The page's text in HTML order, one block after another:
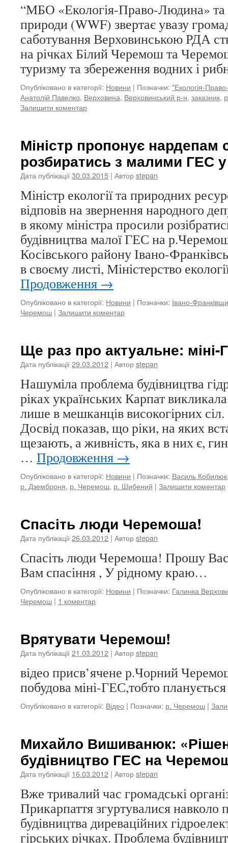
“МБО «Екологія-Право-Людина» та
природи (WWF) звертає увазу
саботування Верховинською РДА
на річках Білий Черемош та
туризму та збереження водних і
Опубліковано в категорії: Новини | Позначки: "Екологія-
Анатолій Павелко, Верховина, Верховинський р-н, заказник,
Залишити коментар
Міністр пропонує нардепам
розбиратись з малими ГЕС
Дата публікації30.03.2015 | Авторstepan
Міністр екології та природних
відповів на звернення народного
в якому міністра просили
будівництва малої ГЕС на
Косівського району Івано-
в своєму листі, Міністерство
Продовження →
Опубліковано в категорії: Новини | Позначки: Івано-
Черемош | Залишити коментар
Ще раз про актуальне: міні-
Дата публікації29.03.2012 | Авторstepan
Нашуміла проблема будівництва
ріках українських Карпат
лише в мешканців високогірних сіл.
Досвід показав, що ріки, на яких
щезають, а живність, яка в них є,
… Продовження →
Опубліковано в категорії: Новини | Позначки: Василь Кобилюк
р. Дземброня, р. Черемош, р. Шибений | Залишити коментар
Спасіть люди Черемоша!
Дата публікації26.03.2012 | Авторstepan
Спасіть люди Черемоша! Прошу
Вам спасіння , У рідному краю…
Опубліковано в категорії: Новини | Позначки: Галинка
Черемош | 1 коментар
Врятувати Черемош!
Дата публікації21.03.2012 | Авторstepan
відео присв’ячене р.Чорний
побудова міні-ГЕС,тобто
Опубліковано в категорії: Відео | Позначки: р. Черемош |
Михайло Вишиванюк:
будівництво ГЕС на
Дата публікації 16.03.2012 | Авторstepan
Вже тривалий час громадські
Прикарпаття згуртувалися навколо
будівництва диреваційних
гірських річках. Проблема